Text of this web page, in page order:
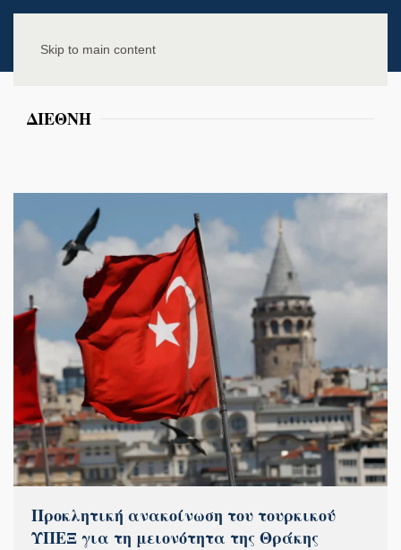
Skip to main content
ΔΙΕΘΝΗ
Προκλητική ανακοίνωση του τουρκικού
ΥΠΕΞ για τη μειονότητα της Θράκης